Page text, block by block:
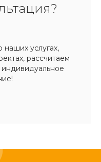
услугах,
рассчитаем